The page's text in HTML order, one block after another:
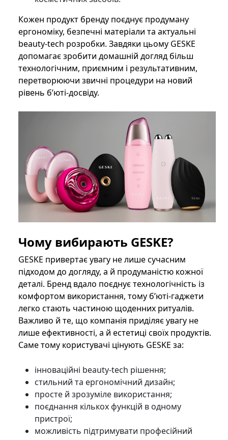
Кожен продукт бренду поєднує продуману
ергономіку, безпечні матеріали та актуальні
beauty-tech розробки. Завдяки цьому GESKE
допомагає зробити домашній догляд більш
технологічним, приємним і результативним,
перетворюючи звичні процедури на новий
рівень б’юті-досвіду.
Чому вибирають GESKE?
GESKE привертає увагу не лише сучасним
підходом до догляду, а й продуманістю кожної
деталі. Бренд вдало поєднує технологічність із
комфортом використання, тому б’юті-гаджети
легко стають частиною щоденних ритуалів.
Важливо й те, що компанія приділяє увагу не
лише ефективності, а й естетиці своїх продуктів.
Саме тому користувачі цінують GESKE за:
інноваційні beauty-tech рішення;
стильний та ергономічний дизайн;
просте й зрозуміле використання;
поєднання кількох функцій в одному
пристрої;
можливість підтримувати професійний